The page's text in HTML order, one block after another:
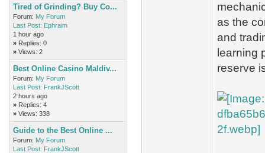
Tired of Grinding? Buy Co...
Forum: My Forum
Last Post: Ephraim
1 hour ago
» Replies: 0
» Views: 2
Best Online Casino Maldiv...
Forum: My Forum
Last Post: FrankJScott
2 hours ago
» Replies: 4
» Views: 338
Guide to the Best Online ...
Forum: My Forum
Last Post: FrankJScott
as the
and
learning
reserve